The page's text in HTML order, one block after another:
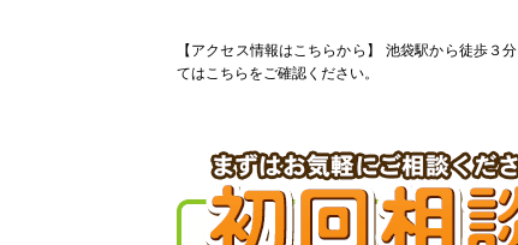
【アクセス情報はこちらから】
池袋駅から徒歩３
てはこちらをご確認ください。